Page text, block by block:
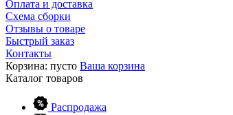
Оплата и доставка
Схема сборки
Отзывы о товаре
Быстрый заказ
Контакты
Корзина: пусто Ваша корзина
Каталог товаров
Распродажа